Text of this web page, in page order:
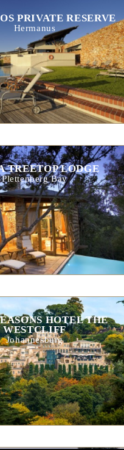
PRIVATE RESERVE
Hermanus
TREETOP LODGE
Plettenberg Bay
HOTEL THE
WESTCLIFF
Johannesburg